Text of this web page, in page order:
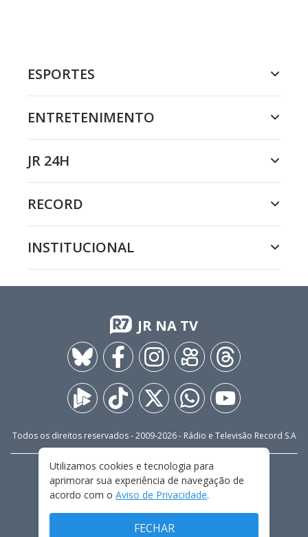
ESPORTES
ENTRETENIMENTO
JR 24H
RECORD
INSTITUCIONAL
JR NA TV
Todos os direitos reservados - 2009-2026- Rádio e Televisão Record S.A
FALE CONOSCO
PRIVACIDADE
TERMOS E CONDIÇÕES DE USO
Utilizamos cookies e tecnologia para
aprimorar sua experiência de navegação de
acordo com o Aviso de Privacidade.
FECHAR